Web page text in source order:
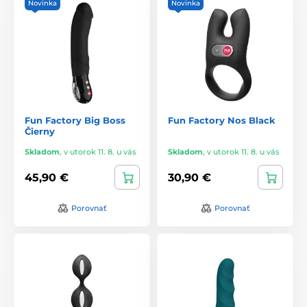
Novinka
Fun Factory Big Boss
Čierny
Skladom, v utorok 11. 8. u vás
45,90 €
Porovnať
Novinka
Fun Factory Nos Black
Skladom, v utorok 11. 8. u vás
30,90 €
Porovnať